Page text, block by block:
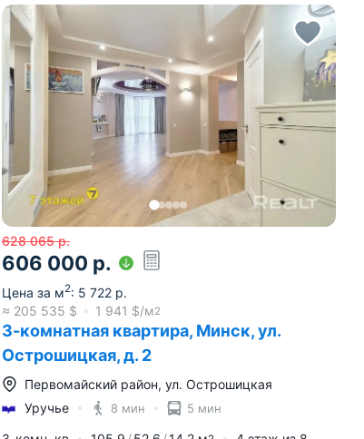
628 065 р.
606 000 р.
Цена за м2: 5 722 р.
≈ 205 535 $ 1 941 $/м2
3-комнатная квартира, Минск, ул.
Острошицкая, д. 2
Первомайский район, ул. Острошицкая
Уручье
8 мин 5 мин